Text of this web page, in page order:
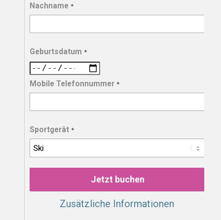
Nachname *
Geburtsdatum *
Mobile Telefonnummer *
Sportgerät *
Jetzt buchen
Zusätzliche Informationen